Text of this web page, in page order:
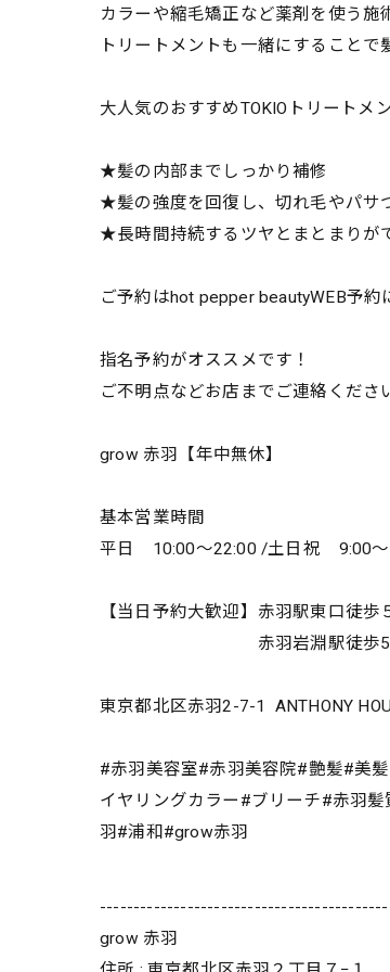
カラーや縮毛矯正など薬剤を使う施
トリートメントも一緒にすること
大人気のおすすめTOKIOトリートメ
★髪の内部までしっかり補修
★髪の強度を回復し、切れ毛やパサ
★長時間持続するツヤとまとまりが
ご予約はhot pepper beautyWEB予
指名予約がオススメです！
ご不明点などお店までご連絡くださ
grow 赤羽【年中無休】
基本営業時間
平日 10:00～22:00 /土日祝 9:00～
【当日予約大歓迎】赤羽駅東口徒歩
赤羽岩淵駅徒歩5
東京都北区赤羽2-7-1 ANTHONY
#赤羽美容室#赤羽美容院#艶髪#美
イヤリングカラー#ブリーチ#赤羽
羽#浦和#grow赤羽
grow 赤羽